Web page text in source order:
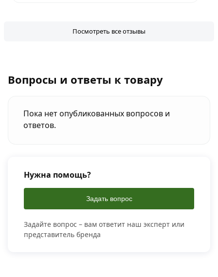
Посмотреть все отзывы
Вопросы и ответы к товару
Пока нет опубликованных вопросов и
ответов.
Нужна помощь?
Задать вопрос
Задайте вопрос – вам ответит наш эксперт или
представитель бренда